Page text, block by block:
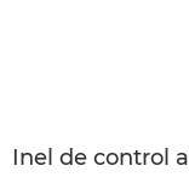
Inel de control